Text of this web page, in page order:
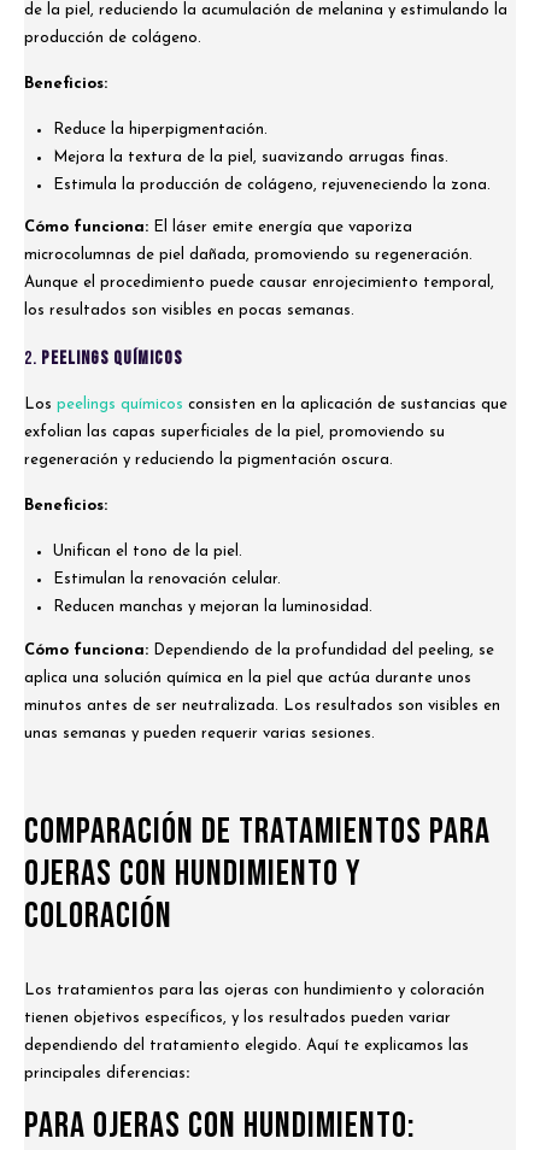
de la piel, reduciendo la acumulación de melanina y estimulando la
producción de colágeno.
Beneficios:
Reduce la hiperpigmentación.
Mejora la textura de la piel, suavizando arrugas finas.
Estimula la producción de colágeno, rejuveneciendo la zona.
Cómo funciona: El láser emite energía que vaporiza
microcolumnas de piel dañada, promoviendo su regeneración.
Aunque el procedimiento puede causar enrojecimiento temporal,
los resultados son visibles en pocas semanas.
2. Peelings Químicos
Los peelings químicos consisten en la aplicación de sustancias que
exfolian las capas superficiales de la piel, promoviendo su
regeneración y reduciendo la pigmentación oscura.
Beneficios:
Unifican el tono de la piel.
Estimulan la renovación celular.
Reducen manchas y mejoran la luminosidad.
Cómo funciona: Dependiendo de la profundidad del peeling, se
aplica una solución química en la piel que actúa durante unos
minutos antes de ser neutralizada. Los resultados son visibles en
unas semanas y pueden requerir varias sesiones.
Comparación de Tratamientos para
Ojeras con Hundimiento y
Coloración
Los tratamientos para las ojeras con hundimiento y coloración
tienen objetivos específicos, y los resultados pueden variar
dependiendo del tratamiento elegido. Aquí te explicamos las
principales diferencias:
Para Ojeras con Hundimiento: